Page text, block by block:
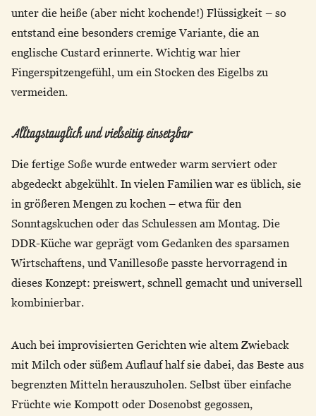
unter die heiße (aber nicht kochende!) Flüssigkeit – so
entstand eine besonders cremige Variante, die an
englische Custard erinnerte. Wichtig war hier
Fingerspitzengefühl, um ein Stocken des Eigelbs zu
vermeiden.
Alltagstauglich und vielseitig einsetzbar
Die fertige Soße wurde entweder warm serviert oder
abgedeckt abgekühlt. In vielen Familien war es üblich, sie
in größeren Mengen zu kochen – etwa für den
Sonntagskuchen oder das Schulessen am Montag. Die
DDR-Küche war geprägt vom Gedanken des sparsamen
Wirtschaftens, und Vanillesoße passte hervorragend in
dieses Konzept: preiswert, schnell gemacht und universell
kombinierbar.
Auch bei improvisierten Gerichten wie altem Zwieback
mit Milch oder süßem Auflauf half sie dabei, das Beste aus
begrenzten Mitteln herauszuholen. Selbst über einfache
Früchte wie Kompott oder Dosenobst gegossen,